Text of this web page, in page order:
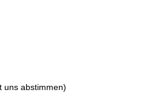
uns abstimmen)